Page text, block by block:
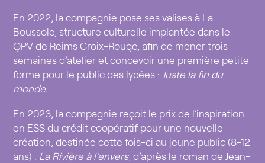
En 2022, la compagnie pose ses valises à La
Boussole, structure culturelle implantée dans le
QPV de Reims Croix-Rouge, afin de mener trois
semaines d’atelier et concevoir une première petite
forme pour le public des lycées : Juste la fin du
monde.
En 2023, la compagnie reçoit le prix de l’inspiration
en ESS du crédit coopératif pour une nouvelle
création, destinée cette fois-ci au jeune public (8-12
ans) : La Rivière à l’envers, d’après le roman de Jean-